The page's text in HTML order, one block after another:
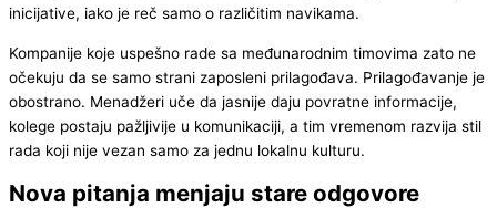
inicijative, iako je reč samo o različitim navikama.
Kompanije koje uspešno rade sa međunarodnim timovima zato ne
očekuju da se samo strani zaposleni prilagođava. Prilagođavanje je
obostrano. Menadžeri uče da jasnije daju povratne informacije,
kolege postaju pažljivije u komunikaciji, a tim vremenom razvija stil
rada koji nije vezan samo za jednu lokalnu kulturu.
Nova pitanja menjaju stare odgovore